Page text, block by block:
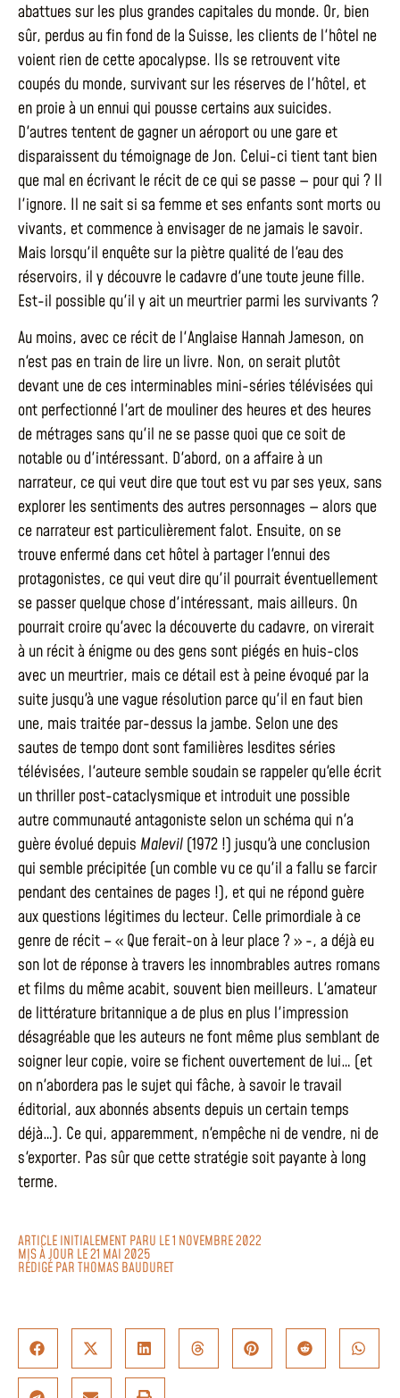
abattues sur les plus grandes capitales du monde. Or, bien
sûr, perdus au fin fond de la Suisse, les clients de l'hôtel ne
voient rien de cette apocalypse. Ils se retrouvent vite
coupés du monde, survivant sur les réserves de l'hôtel, et
en proie à un ennui qui pousse certains aux suicides.
D'autres tentent de gagner un aéroport ou une gare et
disparaissent du témoignage de Jon. Celui-ci tient tant bien
que mal en écrivant le récit de ce qui se passe — pour qui ? Il
l'ignore. Il ne sait si sa femme et ses enfants sont morts ou
vivants, et commence à envisager de ne jamais le savoir.
Mais lorsqu'il enquête sur la piètre qualité de l'eau des
réservoirs, il y découvre le cadavre d'une toute jeune fille.
Est-il possible qu'il y ait un meurtrier parmi les survivants ?
Au moins, avec ce récit de l'Anglaise Hannah Jameson, on
n'est pas en train de lire un livre. Non, on serait plutôt
devant une de ces interminables mini-séries télévisées qui
ont perfectionné l'art de mouliner des heures et des heures
de métrages sans qu'il ne se passe quoi que ce soit de
notable ou d'intéressant. D'abord, on a affaire à un
narrateur, ce qui veut dire que tout est vu par ses yeux, sans
explorer les sentiments des autres personnages — alors que
ce narrateur est particulièrement falot. Ensuite, on se
trouve enfermé dans cet hôtel à partager l'ennui des
protagonistes, ce qui veut dire qu'il pourrait éventuellement
se passer quelque chose d'intéressant, mais ailleurs. On
pourrait croire qu'avec la découverte du cadavre, on virerait
à un récit à énigme ou des gens sont piégés en huis-clos
avec un meurtrier, mais ce détail est à peine évoqué par la
suite jusqu'à une vague résolution parce qu'il en faut bien
une, mais traitée par-dessus la jambe. Selon une des
sautes de tempo dont sont familières lesdites séries
télévisées, l'auteure semble soudain se rappeler qu'elle écrit
un thriller post-cataclysmique et introduit une possible
autre communauté antagoniste selon un schéma qui n'a
guère évolué depuis Malevil (1972 !) jusqu'à une conclusion
qui semble précipitée (un comble vu ce qu'il a fallu se farcir
pendant des centaines de pages !), et qui ne répond guère
aux questions légitimes du lecteur. Celle primordiale à ce
genre de récit – « Que ferait-on à leur place ? » -, a déjà eu
son lot de réponse à travers les innombrables autres romans
et films du même acabit, souvent bien meilleurs. L'amateur
de littérature britannique a de plus en plus l'impression
désagréable que les auteurs ne font même plus semblant de
soigner leur copie, voire se fichent ouvertement de lui… (et
on n'abordera pas le sujet qui fâche, à savoir le travail
éditorial, aux abonnés absents depuis un certain temps
déjà…). Ce qui, apparemment, n'empêche ni de vendre, ni de
s'exporter. Pas sûr que cette stratégie soit payante à long
terme.
ARTICLE INITIALEMENT PARU LE 1 NOVEMBRE 2022
MIS À JOUR LE 21 MAI 2025
RÉDIGÉ PARTHOMAS BAUDURET